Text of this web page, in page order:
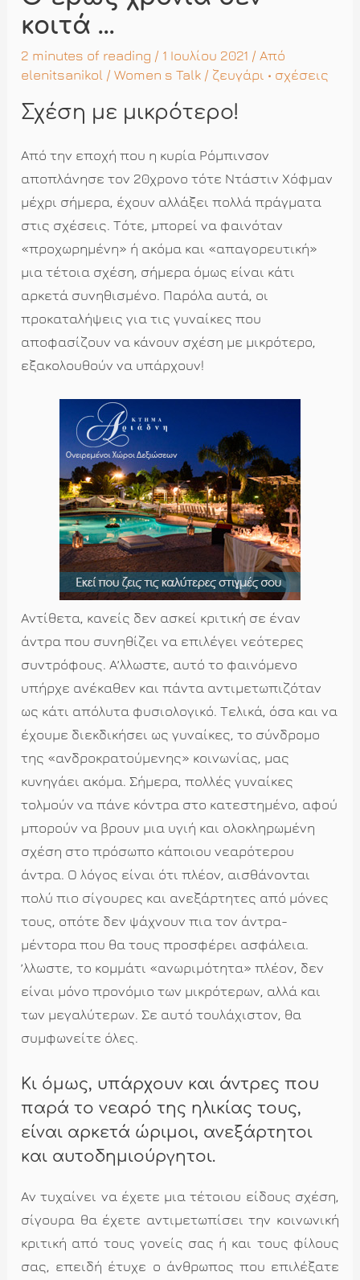
κοιτά …
2 minutes of reading / 1 Ιουλίου 2021 / Από
elenitsanikol /Women s Talk / ζευγάρι • σχέσεις
Σχέση με μικρότερο!
Από την εποχή που η κυρία Ρόμπινσον
αποπλάνησε τον 20χρονο τότε Ντάστιν Χόφμαν
μέχρι σήμερα, έχουν αλλάξει πολλά πράγματα
στις σχέσεις. Τότε, μπορεί να φαινόταν
«προχωρημένη» ή ακόμα και «απαγορευτική»
μια τέτοια σχέση, σήμερα όμως είναι κάτι
αρκετά συνηθισμένο. Παρόλα αυτά, οι
προκαταλήψεις για τις γυναίκες που
αποφασίζουν να κάνουν σχέση με μικρότερο,
εξακολουθούν να υπάρχουν!
Αντίθετα, κανείς δεν ασκεί κριτική σε έναν
άντρα που συνηθίζει να επιλέγει νεότερες
συντρόφους. Αʼλλωστε, αυτό το φαινόμενο
υπήρχε ανέκαθεν και πάντα αντιμετωπιζόταν
ως κάτι απόλυτα φυσιολογικό. Τελικά, όσα και να
έχουμε διεκδικήσει ως γυναίκες, το σύνδρομο
της «ανδροκρατούμενης» κοινωνίας, μας
κυνηγάει ακόμα. Σήμερα, πολλές γυναίκες
τολμούν να πάνε κόντρα στο κατεστημένο, αφού
μπορούν να βρουν μια υγιή και ολοκληρωμένη
σχέση στο πρόσωπο κάποιου νεαρότερου
άντρα. Ο λόγος είναι ότι πλέον, αισθάνονται
πολύ πιο σίγουρες και ανεξάρτητες από μόνες
τους, οπότε δεν ψάχνουν πια τον άντρα-
μέντορα που θα τους προσφέρει ασφάλεια.
ʼλλωστε, το κομμάτι «ανωριμότητα» πλέον, δεν
είναι μόνο προνόμιο των μικρότερων, αλλά και
των μεγαλύτερων. Σε αυτό τουλάχιστον, θα
συμφωνείτε όλες.
Κι όμως, υπάρχουν και άντρες που
παρά το νεαρό της ηλικίας τους,
είναι αρκετά ώριμοι, ανεξάρτητοι
και αυτοδημιούργητοι.
Αν τυχαίνει να έχετε μια τέτοιου είδους σχέση,
σίγουρα θα έχετε αντιμετωπίσει την κοινωνική
κριτική από τους γονείς σας ή και τους φίλους
σας, επειδή έτυχε ο άνθρωπος που επιλέξατε